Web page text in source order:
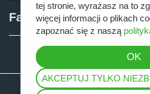
tej stronie, wyrażasz na to
więcej informacji o plikach
zapoznać się z naszą
AKCEPTUJ TYLKO
Fan shop
Teamviewer